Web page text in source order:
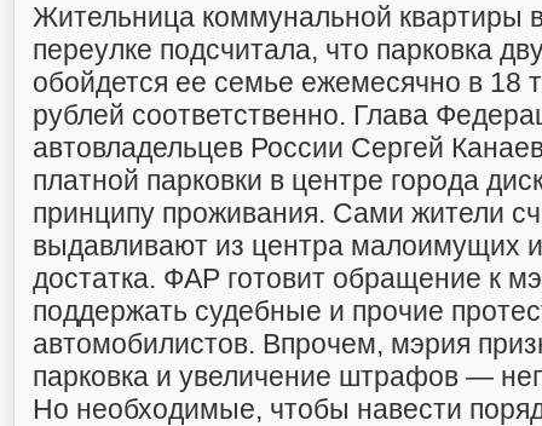
Жительница коммунальной квартиры
переулке подсчитала, что парковка
обойдется ее семье ежемесячно в 18
рублей соответственно. Глава
автовладельцев России Сергей
платной парковки в центре города
принципу проживания. Сами жители
выдавливают из центра малоимущих
достатка. ФАР готовит обращение к
поддержать судебные и прочие
автомобилистов. Впрочем, мэрия
парковка и увеличение штрафов —
Но необходимые, чтобы навести